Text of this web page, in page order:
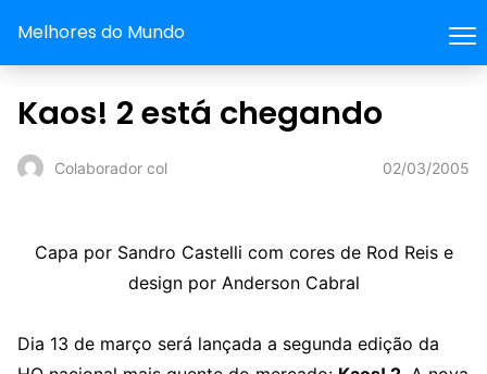
Melhores do Mundo
Kaos! 2 está chegando
Colaborador col 02/03/2005
Capa por Sandro Castelli com cores de Rod Reis e
design por Anderson Cabral
Dia 13 de março será lançada a segunda edição da